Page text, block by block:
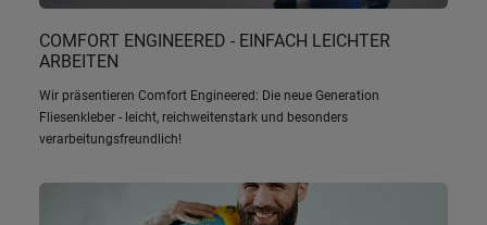
COMFORT ENGINEERED - EINFACH LEICHTER
ARBEITEN
Wir präsentieren Comfort Engineered: Die neue Generation
Fliesenkleber - leicht, reichweitenstark und besonders
verarbeitungsfreundlich!